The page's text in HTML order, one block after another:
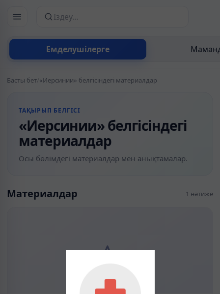
Емделушілерге
Сайттан іздеу
Басты бет/«Иерсинии» белгісіндегі материалдар
ТАҚЫРЫП БЕЛГІСІ
«Иерсинии» белгісіндегі
материалдар
Осы бөлімдегі материалдар мен анықтамалар.
Материалдар 1 нәтиже